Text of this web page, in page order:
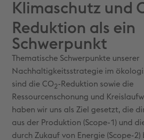
Klimaschutz und
Reduktion als ein
Schwerpunkt
Thematische Schwerpunkte unserer
Nachhaltigkeitsstrategie im
sind die CO2-Reduktion sowie die
Ressourcenschonung und
haben wir uns als Ziel gesetzt, die
aus der Produktion (Scope-1) und
durch Zukauf von Energie (Scope-2)